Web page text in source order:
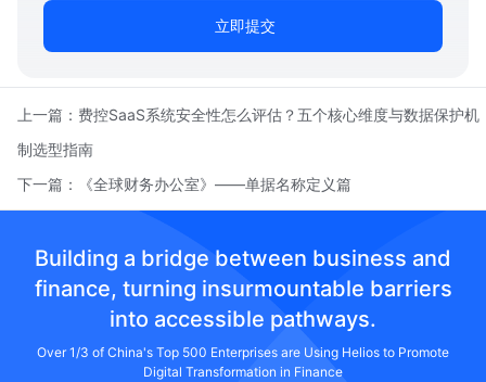
立即提交
上一篇： 费控SaaS系统安全性怎么评估？五个核心维度与数据保护机
制选型指南
下一篇：
《全球财务办公室》——单据名称定义篇
Building a bridge between business and
finance, turning insurmountable barriers
into accessible pathways.
Over 1/3 of China's Top 500 Enterprises are Using Helios to Promote
Digital Transformation in Finance